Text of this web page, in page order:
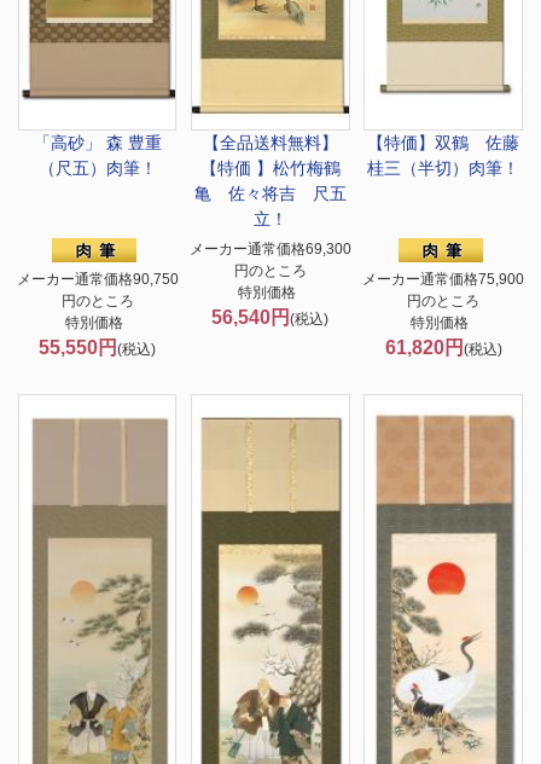
「高砂」 森 豊重
（尺五）肉筆！
メーカー通常価格90,750
円のところ
特別価格
55,550円(税込)
【全品送料無料】
【特価 】松竹梅鶴
亀 佐々将吉 尺五
立！
メーカー通常価格69,300
円のところ
特別価格
56,540円(税込)
【特価】双鶴 佐藤
桂三（半切）肉筆！
メーカー通常価格75,900
円のところ
特別価格
61,820円 (税込)